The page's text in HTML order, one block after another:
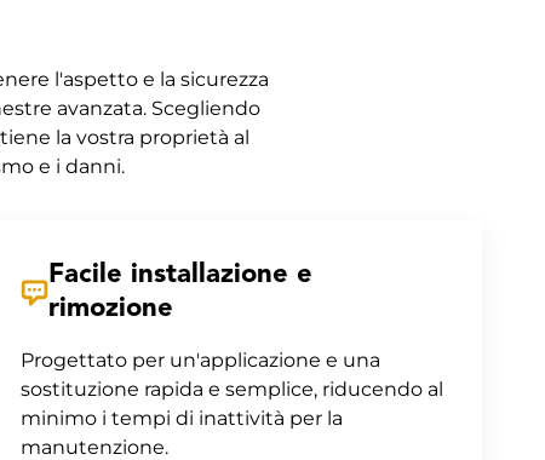
l'aspetto e la sicurezza
avanzata. Scegliendo
la vostra proprietà al
e i danni.
Facile installazione e
rimozione
Progettato per un'applicazione e una
sostituzione rapida e semplice, riducendo al
minimo i tempi di inattività per la
manutenzione.